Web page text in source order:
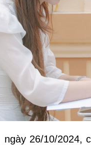
ngày 26/10/2024,